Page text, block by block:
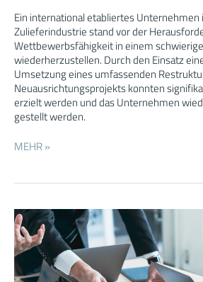
Ein international etabliertes
Zulieferindustrie stand vor der
Wettbewerbsfähigkeit in einem
wiederherzustellen. Durch den Einsatz
Umsetzung eines umfassenden
Neuausrichtungsprojekts konnten
erzielt werden und das Unternehmen
gestellt werden.
MEHR »